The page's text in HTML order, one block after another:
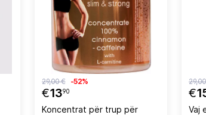
€1390
29,00 € -52%
Koncentrat për trup për
€
Vaj